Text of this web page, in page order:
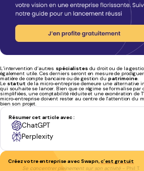
L’intervention d’autres spécialistesdu droit ou de la
également utile. Ces derniers seront en mesure de
matière de compte bancaire ou de gestion du patrimoine.
Le statut de la micro-entreprise demeure une alternative
qui souhaite se lancer. Bien que ce régime se formalise par
simplifiées, une comptabilité réduite et une exonération de
micro-entreprise doivent rester au centre de l’attention du
bien son projet.
Résumer cet article avec :
ChatGPT
Perplexity
Créez votre entreprise avec Swapn,c’est gratuit
Se concentrer pleinement sur son activité - Phil T.